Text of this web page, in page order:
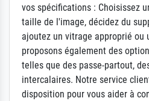
vos spécifications : Choisissez
taille de l'image, décidez du
ajoutez un vitrage approprié ou
proposons également des
telles que des passe-partout,
intercalaires. Notre service
disposition pour vous aider à